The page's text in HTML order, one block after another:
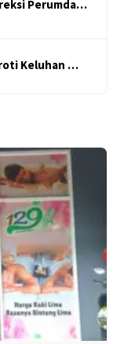
Perumda…
Keluhan …